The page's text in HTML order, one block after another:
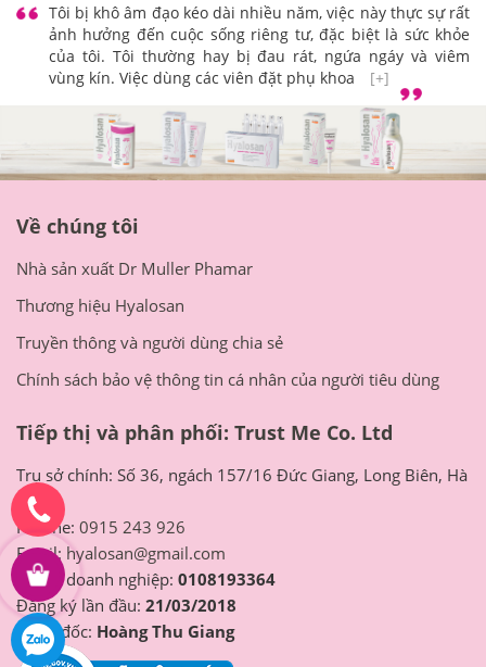
Tôi bị khô âm đạo kéo dài nhiều năm, việc này thực sự rất
ảnh hưởng đến cuộc sống riêng tư, đặc biệt là sức khỏe
của tôi. Tôi thường hay bị đau rát, ngứa ngáy và viêm
vùng kín. Việc dùng các viên đặt phụ khoa
[+]
Về chúng tôi
Nhà sản xuất Dr Muller Phamar
Thương hiệu Hyalosan
Truyền thông và người dùng chia sẻ
Chính sách bảo vệ thông tin cá nhân của người tiêu dùng
Tiếp thị và phân phối: Trust Me Co. Ltd
Trụ sở chính: Số 36, ngách 157/16 Đức Giang, Long Biên, Hà
Nội
Hotline: 0915 243 926
Email: hyalosan@gmail.com
Mã số doanh nghiệp: 0108193364
Đăng ký lần đầu: 21/03/2018
Giám đốc: Hoàng Thu Giang